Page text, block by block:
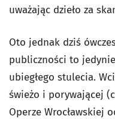
uważając dzieło za
Oto jednak dziś
publiczności to
ubiegłego stulecia.
świeżo i porywającej
Operze Wrocławskiej